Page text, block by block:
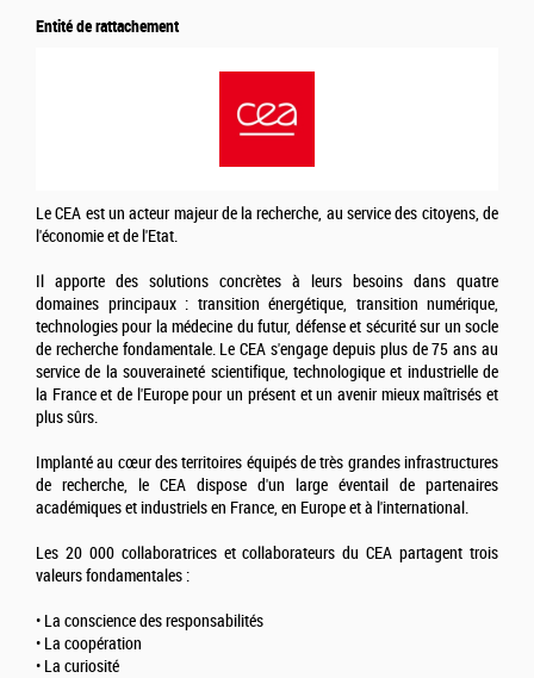
Entité de rattachement
Le CEA est un acteur majeur de la recherche, au service des citoyens, de
l'économie et de l'Etat.
Il apporte des solutions concrètes à leurs besoins dans quatre
domaines principaux : transition énergétique, transition numérique,
technologies pour la médecine du futur, défense et sécurité sur un socle
de recherche fondamentale. Le CEA s'engage depuis plus de 75 ans au
service de la souveraineté scientifique, technologique et industrielle de
la France et de l'Europe pour un présent et un avenir mieux maîtrisés et
plus sûrs.
Implanté au cœur des territoires équipés de très grandes infrastructures
de recherche, le CEA dispose d'un large éventail de partenaires
académiques et industriels en France, en Europe et à l'international.
Les 20 000 collaboratrices et collaborateurs du CEA partagent trois
valeurs fondamentales :
• La conscience des responsabilités
• La coopération
• La curiosité